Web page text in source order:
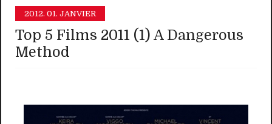
2012. 01. JANVIER
Top 5 Films 2011 (1) A Dangerous
Method